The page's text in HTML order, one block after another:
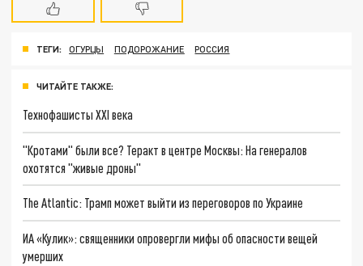
ТЕГИ: ОГУРЦЫ ПОДОРОЖАНИЕ РОССИЯ
ЧИТАЙТЕ ТАКЖЕ:
Технофашисты XXI века
"Кротами" были все? Теракт в центре Москвы: На генералов
охотятся "живые дроны"
The Atlantic: Трамп может выйти из переговоров по Украине
ИА «Кулик»: священники опровергли мифы об опасности вещей
умерших